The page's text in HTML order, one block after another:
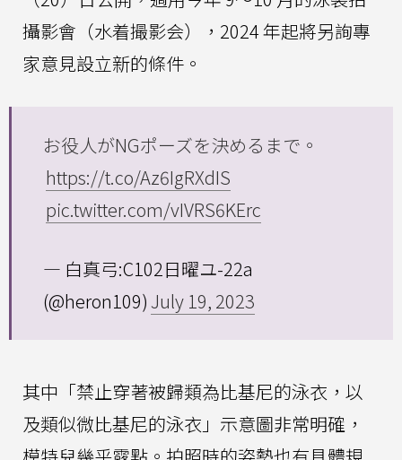
攝影會（水着撮影会），2024 年起將另詢專
家意見設立新的條件。
お役人がNGポーズを決めるまで。
https://t.co/Az6IgRXdIS
pic.twitter.com/vIVRS6KErc
— 白真弓:C102日曜ユ-22a
(@heron109) July 19, 2023
其中「禁止穿著被歸類為比基尼的泳衣，以
及類似微比基尼的泳衣」示意圖非常明確，